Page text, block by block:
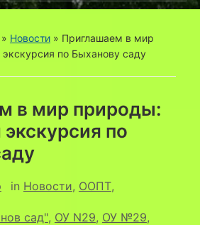
» Новости» Приглашаем в мир
по Быханову саду
в мир природы:
по
in Новости, ООПТ,
сад", ОУ N29, ОУ №29,